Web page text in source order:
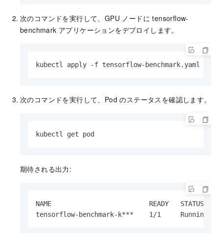
次のコマンドを実行して、GPU ノードに tensorflow-
benchmark アプリケーションをデプロイします。
kubectl apply -f tensorflow-benchmark.yaml
次のコマンドを実行して、Pod のステータスを確認します。
kubectl get pod
期待される出力:
NAME                         READY   STATUS
tensorflow-benchmark-k***    1/1